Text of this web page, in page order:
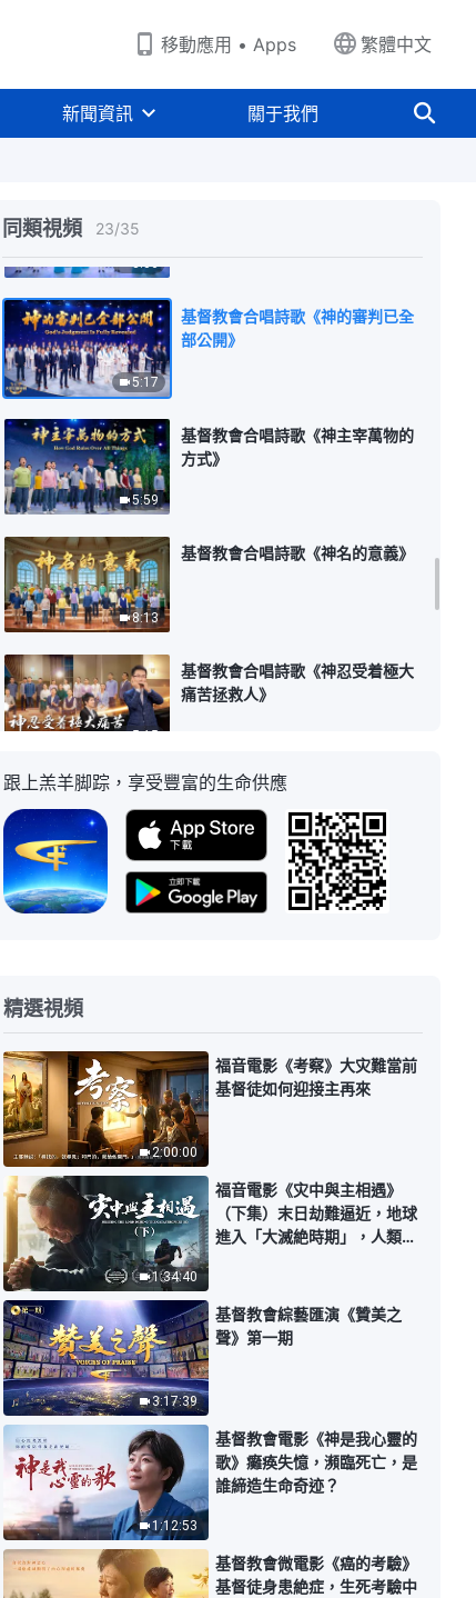
移動應用 • Apps 繁體中文
新聞資訊 關于我們
同類視頻 23/35
神的到來》
8:06
5:17
基督教會合唱詩歌《神的審判已全
部公開》
5:59
基督教會合唱詩歌《神主宰萬物的
方式》
8:13
基督教會合唱詩歌《神名的意義》
5:15
基督教會合唱詩歌《神忍受着極大
痛苦拯救人》
4:16
基督教會合唱詩歌《我在神的刑罰
審判中得的太多了》
基督教會合唱詩歌《尼尼微王的悔
7:15
成就一切》【贊美歌曲】
8:32
基督教會合唱詩歌《受造之物的生
命都來源于神》【贊美歌曲】
7:09
基督教會合唱詩歌《得勝者之歌》
【贊美歌曲】
8:58
合唱詩歌《國度禮歌 三 衆民
們！歡呼吧！》國度生活多美好
6:17
合唱詩歌《國度禮歌 一 國度降
臨在人間》
跟上羔羊脚踪，享受豐富的生命供應
精選視頻
2:00:00
福音電影《考察》大灾難當前
基督徒如何迎接主再來
1:34:40
福音電影《灾中與主相遇》
（下集）末日劫難逼近，地球
進入「大滅絶時期」，人類進
3:17:39
基督教會綜藝匯演《贊美之
聲》第一期
1:12:53
基督教會電影《神是我心靈的
歌》癱痪失憶，瀕臨死亡，是
誰締造生命奇迹？
基督教會微電影《癌的考驗》
基督徒身患絶症，生死考驗中